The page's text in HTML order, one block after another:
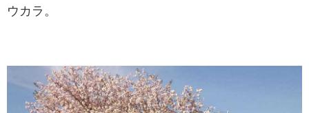
ウカラ。